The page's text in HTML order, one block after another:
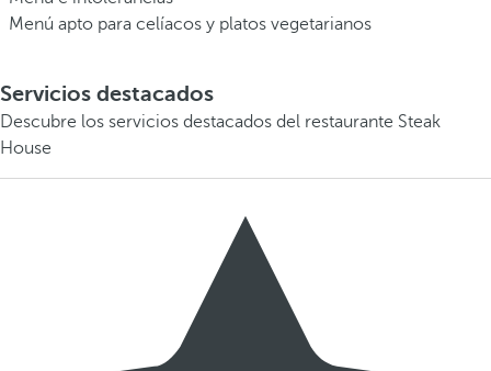
Menú apto para celíacos y platos vegetarianos
Servicios destacados
Descubre los servicios destacados del restaurante Steak
House